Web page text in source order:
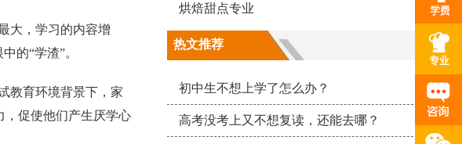
大，学习的内容增
的“学渣”。
教育环境背景下，家
，促使他们产生厌学心
烘焙甜点专业
热文推荐
初中生不想上学了怎么办？
高考没考上又不想复读，还能去哪？